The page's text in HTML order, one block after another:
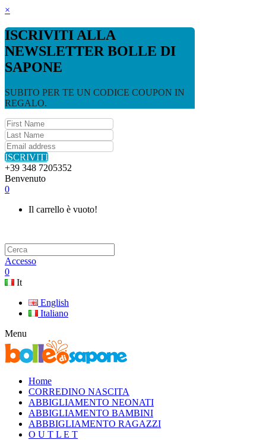
×
ISCRIVITI ALLA
NEWSLETTER BOLLE DI
SAPONE
SUBITO PER TE UN CODICE COUPON IN
REGALO.
ISCRIVITI
+39 348 7205352
Benvenuto
0
Il carrello è vuoto!
Accesso
0
It
English
Italiano
Menu
Home
CORREDINO NASCITA
ABBIGLIAMENTO NEONATI
ABBIGLIAMENTO BAMBINI
ABBBIGLIAMENTO RAGAZZI
O U T L E T